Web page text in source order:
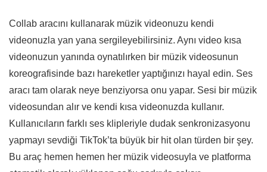
Collab aracını kullanarak müzik videonuzu kendi
videonuzla yan yana sergileyebilirsiniz. Aynı video kısa
videonuzun yanında oynatılırken bir müzik videosunun
koreografisinde bazı hareketler yaptığınızı hayal edin. Ses
aracı tam olarak neye benziyorsa onu yapar. Sesi bir müzik
videosundan alır ve kendi kısa videonuzda kullanır.
Kullanıcıların farklı ses klipleriyle dudak senkronizasyonu
yapmayı sevdiği TikTok’ta büyük bir hit olan türden bir şey.
Bu araç hemen hemen her müzik videosuyla ve platforma